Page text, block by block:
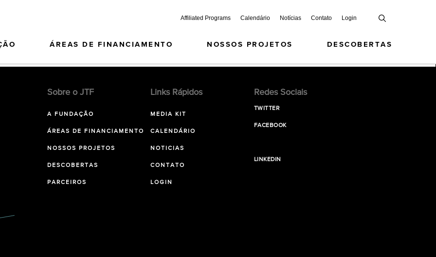
Affiliated Programs Calendário Notícias Contato Login
ÁREAS DE FINANCIAMENTO NOSSOS PROJETOS DESCOBERTAS
Sobre o JTF
A FUNDAÇÃO
ÁREAS DE FINANCIAMENTO
NOSSOS PROJETOS
DESCOBERTAS
PARCEIROS
Links Rápidos
MEDIA KIT
CALENDÁRIO
NOTICIAS
CONTATO
LOGIN
Redes Sociais
TWITTER
FACEBOOK
LINKEDIN